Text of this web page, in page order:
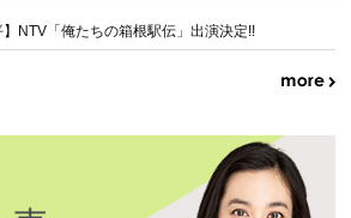
】NTV「俺たちの箱根駅伝」出演決定!!